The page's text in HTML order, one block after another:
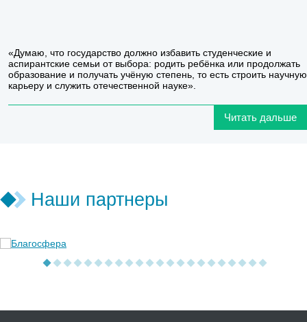
«Думаю, что государство должно избавить студенческие и
аспирантские семьи от выбора: родить ребёнка или продолжать
образование и получать учёную степень, то есть строить научную
карьеру и служить отечественной науке».
Читать дальше
Наши партнеры